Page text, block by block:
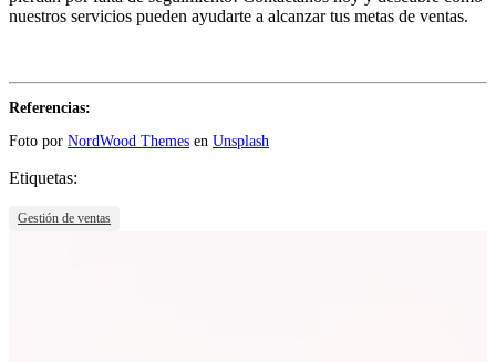
nuestros servicios pueden ayudarte a alcanzar tus metas de ventas.
Referencias:
Foto por NordWood Themes en Unsplash
Etiquetas:
Gestión de ventas